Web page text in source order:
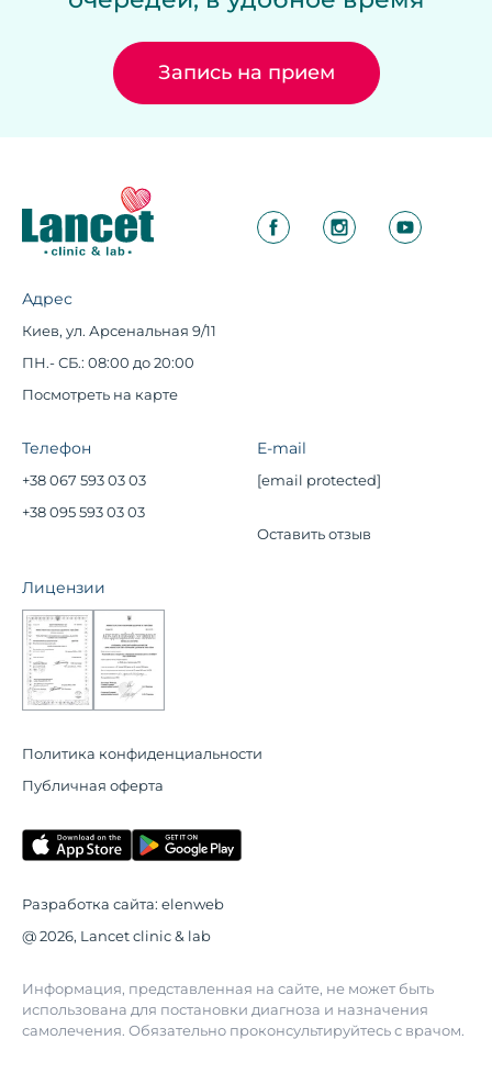
Запись на прием
Адрес
Киев, ул. Арсенальная 9/11
ПН.- СБ.: 08:00 до 20:00
Посмотреть на карте
Телефон
+38 067 593 03 03
+38 095 593 03 03
E-mail
[email protected]
Оставить отзыв
Лицензии
Политика конфиденциальности
Публичная оферта
Разработка сайта: elenweb
@ 2026, Lancet clinic & lab
Информация, представленная на сайте, не может быть
использована для постановки диагноза и назначения
самолечения. Обязательно проконсультируйтесь с врачом.